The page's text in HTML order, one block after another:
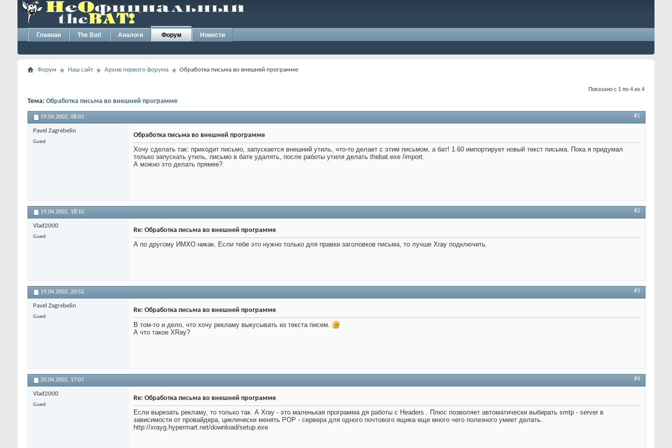
Главная The Bat! Аналоги Форум Новости
Форум Наш сайт Архив первого форума Обработка письма во внешней программе
Показано с 1 по 4 из 4
Тема: Обработка письма во внешней программе
19.04.2002, 08:03 #1
Pavel Zagrebelin
Guest
Обработка письма во внешней программе
Хочу сделать так: приходит письмо, запускается внешний утиль, что-то делает с этим письмом, а бат! 1.60 импортирует новый текст письма. Пока я придумал
только запускать утиль, письмо в бате удалять, после работы утиля делать thebat.exe /import.
А можно это делать прямее?
19.04.2002, 18:10 #2
Vlad2000
Guest
Re: Обработка письма во внешней программе
А по другому ИМХО никак. Если тебе это нужно только для правки заголовков письма, то лучше Xray подключить.
19.04.2002, 20:52 #3
Pavel Zagrebelin
Guest
Re: Обработка письма во внешней программе
В том-то и дело, что хочу рекламу выкусывать из текста писем.
А что такое XRay?
20.04.2002, 17:07 #4
Vlad2000
Guest
Re: Обработка письма во внешней программе
Если вырезать рекламу, то только так. А Xray - это маленькая программа дя работы с Headers . Плюс позволяет автоматически выбирать smtp - server в
зависимости от провайдера, циклически менять POP - сервера для одного почтового ящика еще много чего полезного умеет делать.
http://xrayg.hypermart.net/download/setup.exe